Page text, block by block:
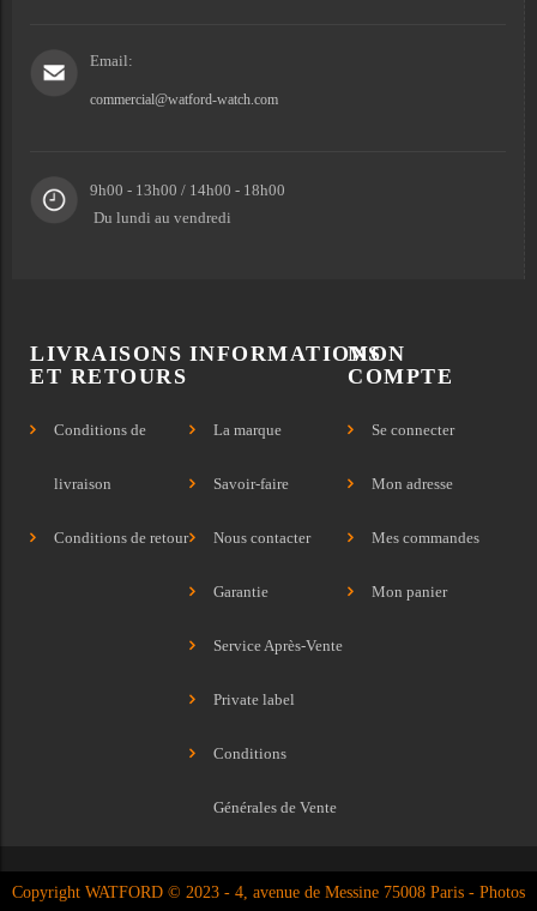
Email:
commercial@watford-watch.com
9h00 - 13h00 / 14h00 - 18h00
Du lundi au vendredi
LIVRAISONS
ET RETOURS
Conditions de
livraison
Conditions de retour
INFORMATIONS
La marque
Savoir-faire
Nous contacter
Garantie
Service Après-Vente
Private label
Conditions
Générales de Vente
MON
COMPTE
Se connecter
Mon adresse
Mes commandes
Mon panier
Copyright WATFORD © 2023 - 4, avenue de Messine 75008 Paris - Photos